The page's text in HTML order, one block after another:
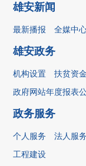
雄安新闻
最新播报 全媒中
雄安政务
机构设置 扶贫资
政府网站年度报表
政务服务
个人服务 法人服务
工程建设